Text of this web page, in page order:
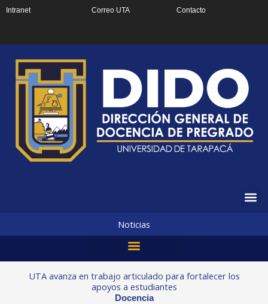
Intranet Correo UTA Contacto
Noticias
UTA avanza en trabajo articulado para fortalecer los
apoyos a estudiantes
Docencia